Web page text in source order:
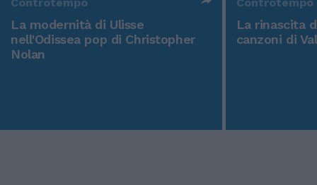
Controtempo
La modernità di Ulisse
nell'Odissea pop di Christopher
Nolan
Controtempo
La rinascita
canzoni di